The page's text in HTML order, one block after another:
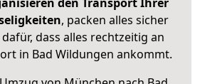
, packen alles sicher
dass alles rechtzeitig an
in Bad Wildungen ankommt.